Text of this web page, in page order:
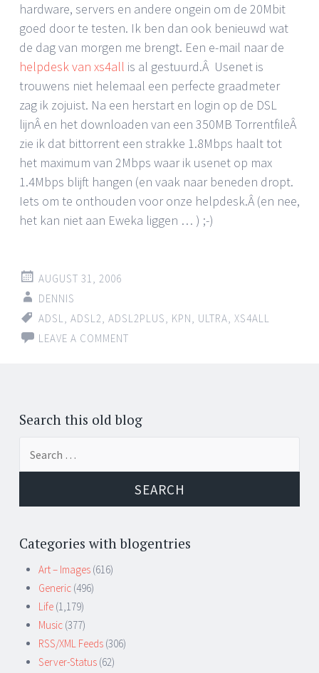
hardware, servers en andere ongein om de 20Mbit
goed door te testen. Ik ben dan ook benieuwd wat
de dag van morgen me brengt. Een e-mail naar de
helpdesk van xs4all is al gestuurd.Â Usenet is
trouwens niet helemaal een perfecte graadmeter
zag ik zojuist. Na een herstart en login op de DSL
lijnÂ en het downloaden van een 350MB TorrentfileÂ
zie ik dat bittorrent een strakke 1.8Mbps haalt tot
het maximum van 2Mbps waar ik usenet op max
1.4Mbps blijft hangen (en vaak naar beneden dropt.
Iets om te onthouden voor onze helpdesk.Â (en nee,
het kan niet aan Eweka liggen … ) ;-)
AUGUST 31, 2006
DENNIS
ADSL, ADSL2, ADSL2PLUS, KPN, ULTRA, XS4ALL
LEAVE A COMMENT
Search this old blog
for:
Categories with blogentries
Art – Images (616)
Generic (496)
Life (1,179)
Music (377)
RSS/XML Feeds (306)
Server-Status (62)